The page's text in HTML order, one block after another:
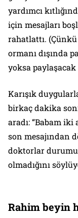
yardımcı
için mesajları
rahatlattı.
ormanı dışında
yoksa
Karışık
birkaç dakika
aradı: “Babam iki
son mesajından
doktorlar
olmadığını
Rahim beyin